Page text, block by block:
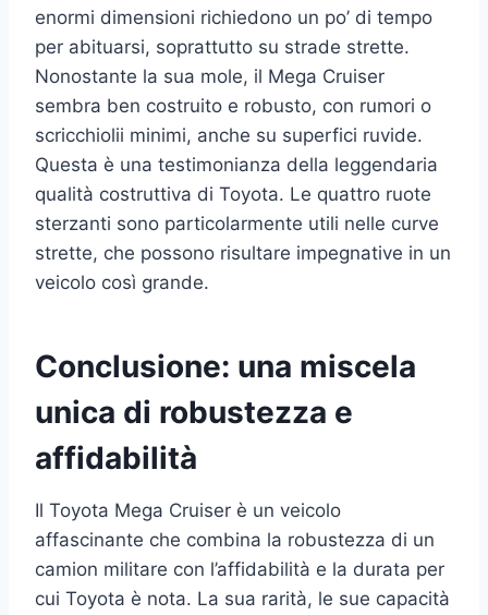
enormi dimensioni richiedono un po’ di tempo
per abituarsi, soprattutto su strade strette.
Nonostante la sua mole, il Mega Cruiser
sembra ben costruito e robusto, con rumori o
scricchiolii minimi, anche su superfici ruvide.
Questa è una testimonianza della leggendaria
qualità costruttiva di Toyota. Le quattro ruote
sterzanti sono particolarmente utili nelle curve
strette, che possono risultare impegnative in un
veicolo così grande.
Conclusione: una miscela
unica di robustezza e
affidabilità
Il Toyota Mega Cruiser è un veicolo
affascinante che combina la robustezza di un
camion militare con l’affidabilità e la durata per
cui Toyota è nota. La sua rarità, le sue capacità